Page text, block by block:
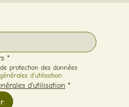
*
protection des données
d'utilisation
d'utilisation *